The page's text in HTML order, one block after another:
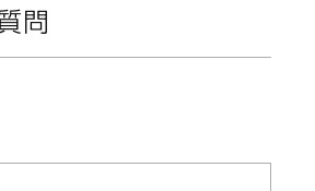
問